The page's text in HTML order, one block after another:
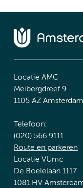
Locatie AMC
Meibergdreef 9
1105 AZ Amsterdam
Telefoon:
(020) 566 9111
Route en parkeren
Locatie VUmc
De Boelelaan 1117
1081 HV